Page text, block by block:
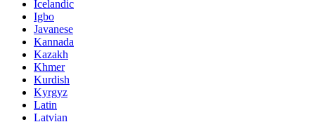
Icelandic
Igbo
Javanese
Kannada
Kazakh
Khmer
Kurdish
Kyrgyz
Latin
Latvian